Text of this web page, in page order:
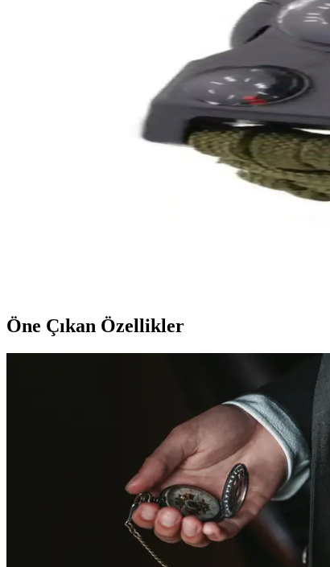
Şık tasarımı ve dayanıklılığıyla öne çıkan, rüzgar geçirmez
Genel Markalar Siyah Unisex Survival Bileklik:
Dayanıklı ve çok fonksiyonlu siyah survival bileklik, acil
Genel Markalar 16 Mm Çift Taraflı Mavi -
Yüksek kaliteli EVA malzemeden üretilen çift taraflı
Fischer 220V Elektrikli Şişme Yatak Pompası:
Fischer 220V elektrikli şişme yatak pompası, kamp ve açık
Öne Çıkan Özellikler